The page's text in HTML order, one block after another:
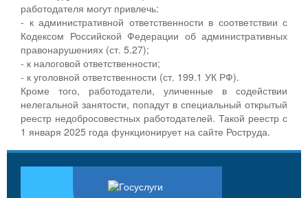
работодателя могут привлечь:
- к административной ответственности в соответствии с
Кодексом Российской Федерации об административных
правонарушениях (ст. 5.27);
- к налоговой ответственности;
- к уголовной ответственности (ст. 199.1 УК РФ).
Кроме того, работодатели, уличенные в содействии
нелегальной занятости, попадут в специальный открытый
реестр недобросовестных работодателей. Такой реестр с
1 января 2025 года функционирует на сайте Роструда.